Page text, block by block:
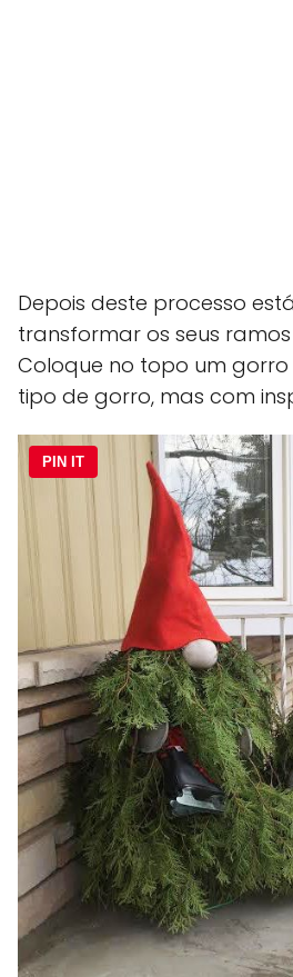
Depois deste processo
transformar os seus
Coloque no topo um
tipo de gorro, mas com
PIN IT